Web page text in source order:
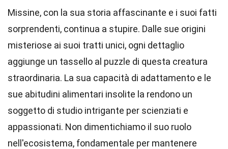
Missine, con la sua storia affascinante e i suoi fatti
sorprendenti, continua a stupire. Dalle sue origini
misteriose ai suoi tratti unici, ogni dettaglio
aggiunge un tassello al puzzle di questa creatura
straordinaria. La sua capacità di adattamento e le
sue abitudini alimentari insolite la rendono un
soggetto di studio intrigante per scienziati e
appassionati. Non dimentichiamo il suo ruolo
nell'ecosistema, fondamentale per mantenere